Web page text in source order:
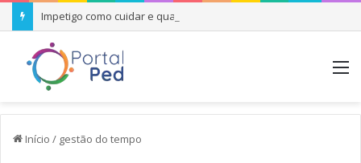
Impetigo como cuidar e quando se preocupar
Início / gestão do tempo